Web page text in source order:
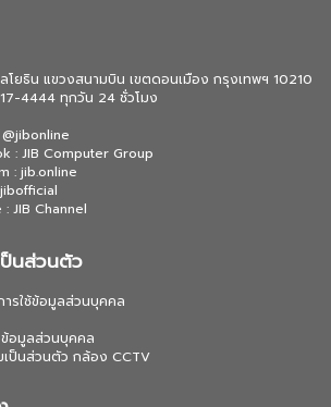
โยธิน แขวงสนามบิน เขตดอนเมือง กรุงเทพฯ 10210
4444 ทุกวัน 24 ชั่วโมง
: JIB Computer Group
: jib.online
: JIB Channel
ป็นส่วนตัว
ารใช้ข้อมูลส่วนบุคคล
อมูลส่วนบุคคล
เป็นส่วนตัว กล้อง CCTV